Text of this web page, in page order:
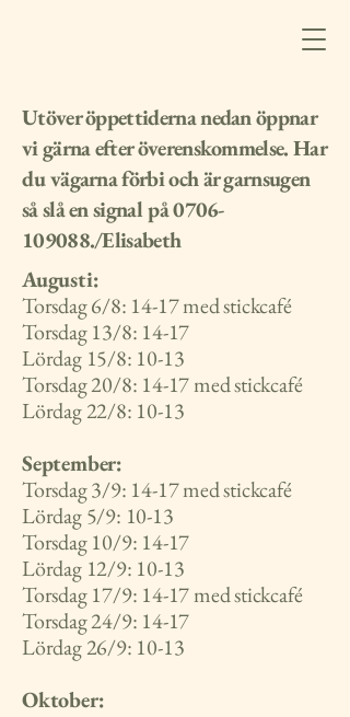
Utöver öppettiderna nedan öppnar
vi gärna efter överenskommelse. Har
du vägarna förbi och är garnsugen
så slå en signal på0706-
109088./Elisabeth
Augusti:
Torsdag 6/8: 14-17 med stickcafé
Torsdag 13/8: 14-17
Lördag 15/8: 10-13
Torsdag 20/8: 14-17 med stickcafé
Lördag 22/8: 10-13
September:
Torsdag 3/9: 14-17 med stickcafé
Lördag 5/9: 10-13
Torsdag 10/9: 14-17
Lördag 12/9: 10-13
Torsdag 17/9: 14-17 med stickcafé
Torsdag 24/9: 14-17
Lördag 26/9: 10-13
Oktober: